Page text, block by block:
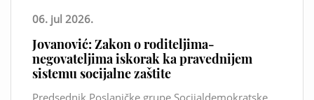
06. jul 2026.
Jovanović: Zakon o roditeljima-
negovateljima iskorak ka pravednijem
sistemu socijalne zaštite